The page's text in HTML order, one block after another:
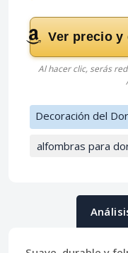
Ver precio
Al hacer clic, serás
Decoración del
alfombras para